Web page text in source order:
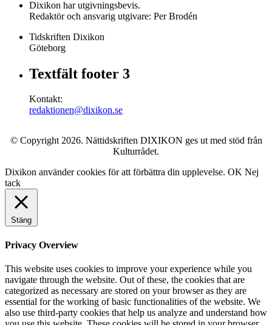
Dixikon har utgivningsbevis.
Redaktör och ansvarig utgivare: Per Brodén
Tidskriften Dixikon
Göteborg
Textfält footer 3
Kontakt:
redaktionen@dixikon.se
© Copyright 2026. Nättidskriften DIXIKON ges ut med stöd från
Kulturrådet.
Dixikon använder cookies för att förbättra din upplevelse. OK Nej
tack
Stäng
Privacy Overview
This website uses cookies to improve your experience while you
navigate through the website. Out of these, the cookies that are
categorized as necessary are stored on your browser as they are
essential for the working of basic functionalities of the website. We
also use third-party cookies that help us analyze and understand how